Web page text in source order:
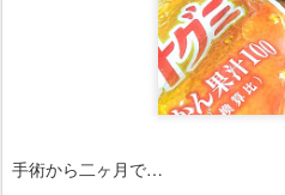
手術から二ヶ月で…